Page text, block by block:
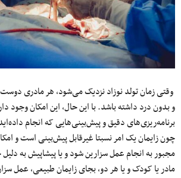
وقتی زمان تولد نوزاد نزدیک می‌شود، هر مادری
و بدون درد داشته باشد. با این حال، این امکان وجود
برنامه‌ریزی‌های دقیق و پیش‌بینی‌هایی که انجام
چون زایمان یک امر نسبتا غیرقابل پیش‌بینی است و
مجبور به انجام عمل سزارین شود و یا پیشاپیش به
مادر یا کودک و یا هر دو، بجای زایمان طبیعی، عمل